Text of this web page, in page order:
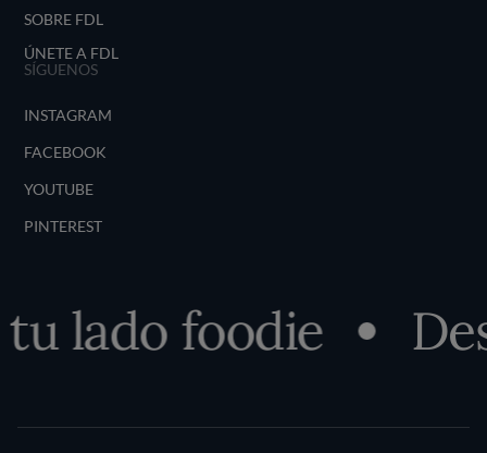
SOBRE FDL
ÚNETE A FDL
SÍGUENOS
INSTAGRAM
FACEBOOK
YOUTUBE
PINTEREST
foodie